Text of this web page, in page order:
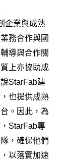
企業與成熟
務合作與國
導與合作關
上亦協助成
StarFab建
也提供成熟
。因此，為
StarFab專
，確保他們
以落實加速